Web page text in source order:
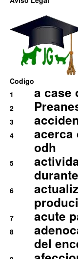
Codigo
1
a case
2
3
4
acerca
odh
5
6
7 acute
8
del